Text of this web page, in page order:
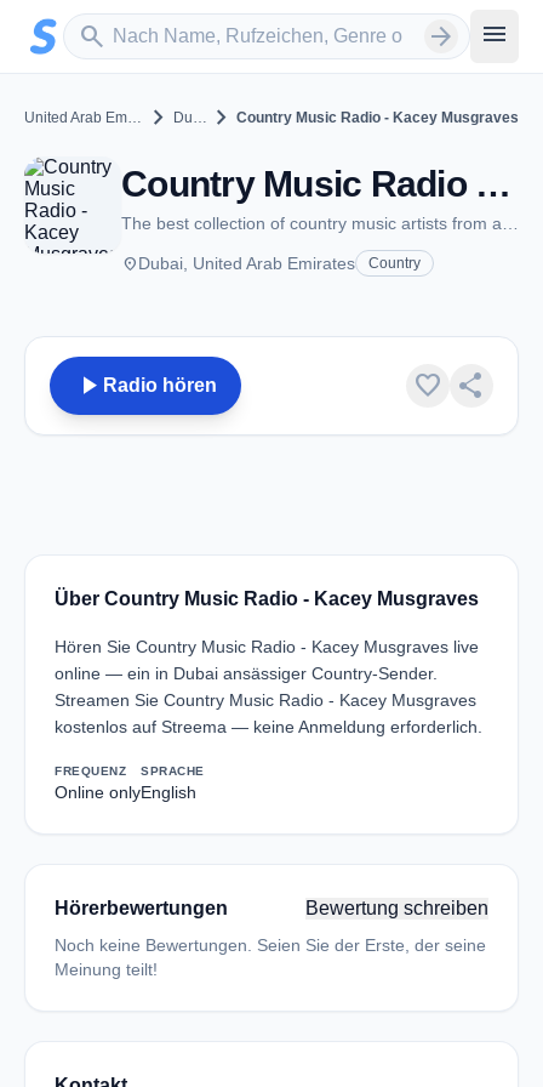
Zum Hauptinhalt springen
search
Sender suchen arrow_forward menu
United Arab Emirates chevron_right Dubai chevron_right Country Music Radio - Kacey Musgraves
Country Music Radio - Kacey Musgraves - Dubai
placeDubai, United Arab Emirates Country
play_arrow Radio hören favorite share
Über Country Music Radio - Kacey Musgraves
Hören Sie Country Music Radio - Kacey Musgraves live
online — ein in Dubai ansässiger Country-Sender.
Streamen Sie Country Music Radio - Kacey Musgraves
kostenlos auf Streema — keine Anmeldung erforderlich.
FREQUENZ
Online only
SPRACHE
English
Hörerbewertungen Bewertung schreiben
Noch keine Bewertungen. Seien Sie der Erste, der seine
Meinung teilt!